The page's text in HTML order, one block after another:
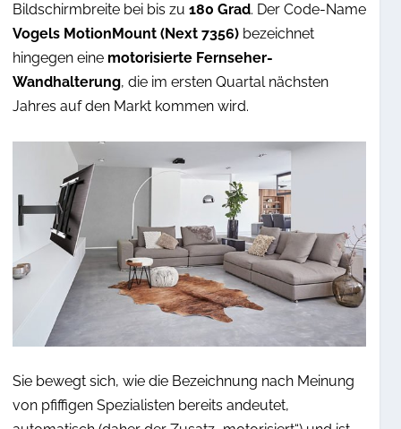
Bildschirmbreite bei bis zu 180 Grad. Der Code-Name
Vogels MotionMount (Next 7356)bezeichnet
hingegen eine motorisierte Fernseher-
Wandhalterung, die im ersten Quartal nächsten
Jahres auf den Markt kommen wird.
Sie bewegt sich, wie die Bezeichnung nach Meinung
von pfiffigen Spezialisten bereits andeutet,